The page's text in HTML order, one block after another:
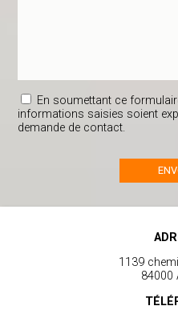
En soumettant ce
informations saisies soient
demande de contact.
1139
84000